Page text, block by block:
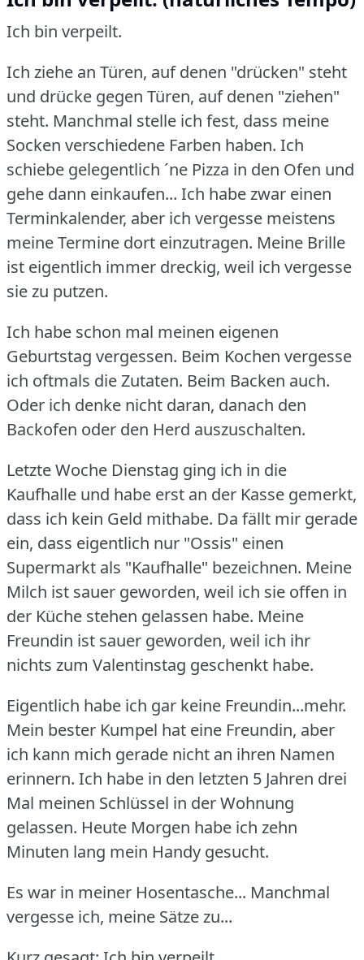
Ich bin verpeilt.
Ich ziehe an Türen, auf denen "drücken" steht
und drücke gegen Türen, auf denen "ziehen"
steht. Manchmal stelle ich fest, dass meine
Socken verschiedene Farben haben. Ich
schiebe gelegentlich ´ne Pizza in den Ofen und
gehe dann einkaufen... Ich habe zwar einen
Terminkalender, aber ich vergesse meistens
meine Termine dort einzutragen. Meine Brille
ist eigentlich immer dreckig, weil ich vergesse
sie zu putzen.
Ich habe schon mal meinen eigenen
Geburtstag vergessen. Beim Kochen vergesse
ich oftmals die Zutaten. Beim Backen auch.
Oder ich denke nicht daran, danach den
Backofen oder den Herd auszuschalten.
Letzte Woche Dienstag ging ich in die
Kaufhalle und habe erst an der Kasse gemerkt,
dass ich kein Geld mithabe. Da fällt mir gerade
ein, dass eigentlich nur "Ossis" einen
Supermarkt als "Kaufhalle" bezeichnen. Meine
Milch ist sauer geworden, weil ich sie offen in
der Küche stehen gelassen habe. Meine
Freundin ist sauer geworden, weil ich ihr
nichts zum Valentinstag geschenkt habe.
Eigentlich habe ich gar keine Freundin...mehr.
Mein bester Kumpel hat eine Freundin, aber
ich kann mich gerade nicht an ihren Namen
erinnern. Ich habe in den letzten 5 Jahren drei
Mal meinen Schlüssel in der Wohnung
gelassen. Heute Morgen habe ich zehn
Minuten lang mein Handy gesucht.
Es war in meiner Hosentasche... Manchmal
vergesse ich, meine Sätze zu...